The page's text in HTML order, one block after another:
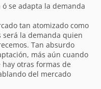
se adapta la demanda
tan atomizado como
será la demanda quien
Tan absurdo
más aún cuando
otras formas de
del mercado